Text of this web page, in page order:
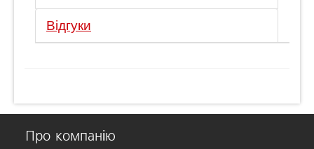
Відгуки
Про компанію